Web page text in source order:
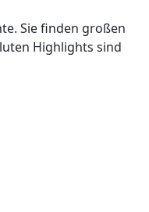
Sie finden großen
Highlights sind